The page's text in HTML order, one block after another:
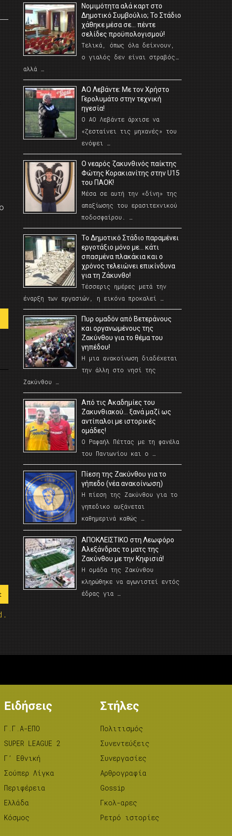
Νομιμότητα αλά καρτ στο
Δημοτικό Συμβούλιο; Το Στάδιο
χάθηκε μέσα σε… πέντε
σελίδες προϋπολογισμού!
Τελικά, όπως όλα δείχνουν,
ο γιαλός δεν είναι στραβός…
αλλά …
ΑΟ Λεβάντε: Με τον Χρήστο
Γερολυμάτο στην τεχνική
ηγεσία!
Ο ΑΟ Λεβάντε άρχισε να
«ζεσταίνει τις μηχανές» του
ενόψει …
O νεαρός ζακυνθινός παίκτης
Φώτης Κορακιανίτης στην U15
του ΠΑΟΚ!
Μέσα σε αυτή την «δίνη» της
απαξίωσης του ερασιτεχνικού
ποδοσφαίρου. …
Το Δημοτικό Στάδιο παραμένει
εργοτάξιο μόνο με… κάτι
σπασμένα πλακάκια και ο
χρόνος τελειώνει επικίνδυνα
για τη Ζάκυνθο!
Τέσσερις ημέρες μετά την
έναρξη των εργασιών, η εικόνα προκαλεί …
Πυρ ομαδόν από Βετεράνους
και οργανωμένους της
Ζακύνθου για το θέμα του
γηπέδου!
Η μια ανακοίνωση διαδέχεται
την άλλη στο νησί της
Ζακύνθου …
Από τις Ακαδημίες του
Ζακυνθιακού… ξανά μαζί ως
αντίπαλοι με ιστορικές
ομάδες!
Ο Ραφαήλ Πέττας με τη φανέλα
του Πανιωνίου και ο …
Πίεση της Ζακύνθου για το
γήπεδο (νέα ανακοίνωση)
Η πίεση της Ζακύνθου για το
γηπεδικο αυξάνεται
καθημερινά καθώς …
AΠΟΚΛΕΙΣΤΙΚΟ στη Λεωφόρο
Αλεξάνδρας το ματς της
Ζακύνθου με την Κηφισιά!
Η ομάδα της Ζακύνθου
κληρώθηκε να αγωνιστεί εντός
έδρας για …
Ειδήσεις
Γ.Γ.Α-ΕΠΟ
SUPER LEAGUE 2
Γ’ Εθνική
Σούπερ Λίγκα
Περιφέρεια
Ελλάδα
Κόσμος
Στήλες
Πολιτισμός
Συνεντεύξεις
Συνεργασίες
Αρθρογραφία
Gossip
Γκολ-αρες
Ρετρό ιστορίες